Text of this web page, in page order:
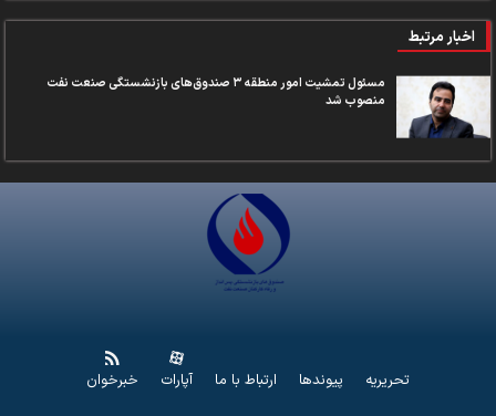
اخبار مرتبط
مسئول تمشیت امور منطقه ۳ صندوق‌های بازنشستگی صنعت نفت
منصوب شد
تحریریه پیوندها ارتباط با ما آپارات خبرخوان